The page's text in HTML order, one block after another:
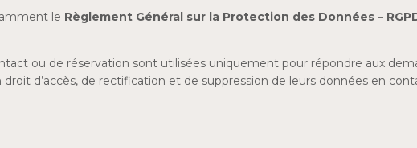
le Règlement Général sur la Protection des Données –
ou de réservation sont utilisées uniquement pour répondre aux
droit d’accès, de rectification et de suppression de leurs données en